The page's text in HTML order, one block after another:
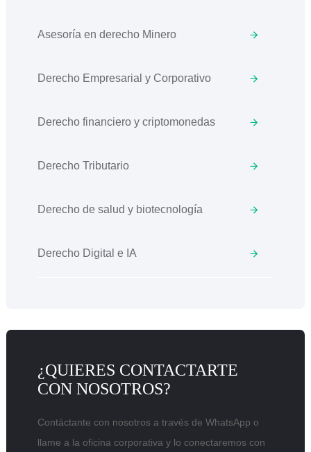
Asesoría en derecho Minero
Derecho Empresarial y Corporativo
Derecho financiero y criptomonedas
Derecho Tributario
Derecho de salud y biotecnología
Derecho Digital e IA
¿QUIERES CONTACTARTE
CON NOSOTROS?
Contáctante con nosotros a través de WhatsApp o
llame a la oficina corporativa y lo conectaremos con